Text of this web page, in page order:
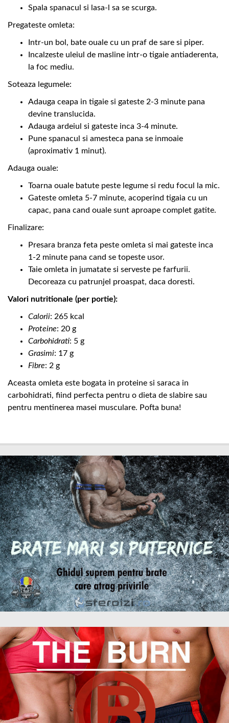
Spala spanacul si lasa-l sa se scurga.
Pregateste omleta:
Intr-un bol, bate ouale cu un praf de sare si piper.
Incalzeste uleiul de masline intr-o tigaie antiaderenta,
la foc mediu.
Soteaza legumele:
Adauga ceapa in tigaie si gateste 2-3 minute pana
devine translucida.
Adauga ardeiul si gateste inca 3-4 minute.
Pune spanacul si amesteca pana se inmoaie
(aproximativ 1 minut).
Adauga ouale:
Toarna ouale batute peste legume si redu focul la mic.
Gateste omleta 5-7 minute, acoperind tigaia cu un
capac, pana cand ouale sunt aproape complet gatite.
Finalizare:
Presara branza feta peste omleta si mai gateste inca
1-2 minute pana cand se topeste usor.
Taie omleta in jumatate si serveste pe farfurii.
Decoreaza cu patrunjel proaspat, daca doresti.
Valori nutritionale (per portie):
Calorii: 265 kcal
Proteine: 20 g
Carbohidrati: 5 g
Grasimi: 17 g
Fibre: 2 g
Aceasta omleta este bogata in proteine si saraca in
carbohidrati, fiind perfecta pentru o dieta de slabire sau
pentru mentinerea masei musculare. Pofta buna!